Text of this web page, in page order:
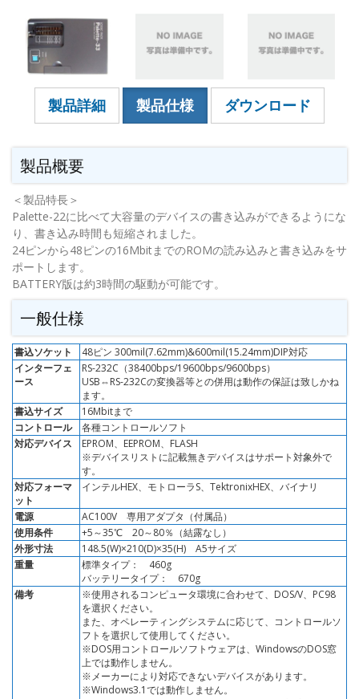
製品詳細 製品仕様 ダウンロード
製品概要
＜製品特長＞
Palette-22に比べて大容量のデバイスの書き込みができるようにな
り、書き込み時間も短縮されました。
24ピンから48ピンの16MbitまでのROMの読み込みと書き込みをサ
ポートします。
BATTERY版は約3時間の駆動が可能です。
一般仕様
書込ソケット
48ピン 300mil(7.62mm)&600mil(15.24mm)DIP対応
インターフェ
ース
RS-232C（38400bps/19600bps/9600bps）
USB⇔RS-232Cの変換器等との併用は動作の保証は致しかね
ます。
書込サイズ
16Mbitまで
コントロール
各種コントロールソフト
対応デバイス
EPROM、EEPROM、FLASH
※デバイスリストに記載無きデバイスはサポート対象外で
す。
対応フォーマ
ット
インテルHEX、モトローラS、TektronixHEX、バイナリ
電源
AC100V 専用アダプタ（付属品）
使用条件
+5～35℃ 20～80％（結露なし）
外形寸法
148.5(W)×210(D)×35(H) A5サイズ
重量
標準タイプ： 460g
バッテリータイプ： 670g
備考
※使用されるコンピュータ環境に合わせて、DOS/V、PC98
を選択ください。
また、オペレーティングシステムに応じて、コントロールソ
フトを選択して使用してください。
※DOS用コントロールソフトウェアは、WindowsのDOS窓
上では動作しません。
※メーカーにより対応できないデバイスがあります。
※Windows3.1では動作しません。